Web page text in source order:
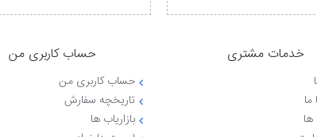
خدمات مشتری حساب کاربری من
حساب کاربری من
تاریخچه سفارش
بازاریاب ها